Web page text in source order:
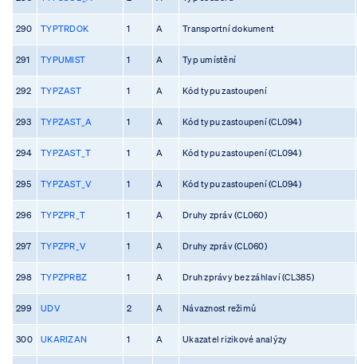
290 TYPTRDOK 1 A Transportní dokument
291 TYPUMIST 1 A Typ umístění
292 TYPZAST 1 A Kód typu zastoupení
293 TYPZAST_A 1 A Kód typu zastoupení (CL094)
294 TYPZAST_T 1 A Kód typu zastoupení (CL094)
295 TYPZAST_V 1 A Kód typu zastoupení (CL094)
296 TYPZPR_T 1 A Druhy zpráv (CL060)
297 TYPZPR_V 1 A Druhy zpráv (CL060)
298 TYPZPRBZ 1 A Druh zprávy bez záhlaví (CL385)
299 UDV 2 A Návaznost režimů
300 UKARIZAN 1 A Ukazatel rizikové analýzy